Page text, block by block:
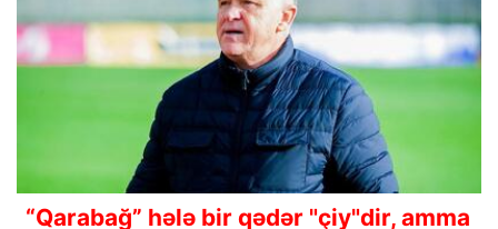
“Qarabağ” hələ bir qədər "çiy"dir, amma